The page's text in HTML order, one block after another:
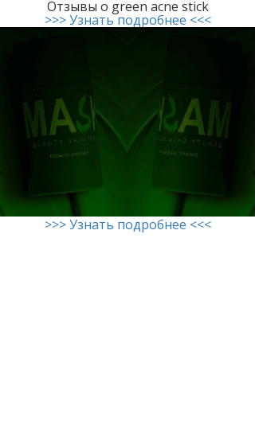
Отзывы о green acne stick
>>> Узнать подробнее <<<
>>> Узнать подробнее <<<